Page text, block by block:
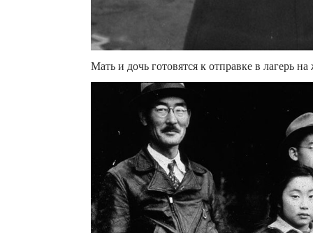
Мать и дочь готовятся к отправке в лагерь